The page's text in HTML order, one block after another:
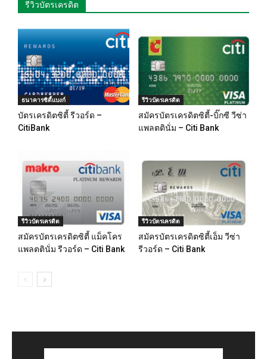
รีวิวบัตรเครดิต
ธนาคารซิตี้แบงก์
บัตรเครดิตซิตี้ รีวอร์ด –
CitiBank
รีวิวบัตรเครดิต
สมัครบัตรเครดิตซิตี้-บิ๊กซี วีซ่า
แพลตตินั่ม – Citi Bank
รีวิวบัตรเครดิต
สมัครบัตรเครดิตซิตี้ แม็คโคร
แพลตตินั่ม รีวอร์ด – Citi Bank
รีวิวบัตรเครดิต
สมัครบัตรเครดิตซิตี้เอ็ม วีซ่า
รีวอร์ด – Citi Bank